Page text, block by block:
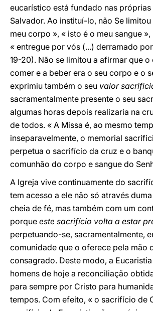
eucarístico está fundado nas
Salvador. Ao instituí-lo, não Se
meu corpo », « isto é o meu sangue
« entregue por vós (...) derramado
19-20). Não se limitou a afirmar que o
comer e a beber era o seu corpo e o
exprimiu também o seu valor
sacramentalmente presente o seu
algumas horas depois realizaria na
de todos. « A Missa é, ao mesmo
inseparavelmente, o memorial
perpetua o sacrifício da cruz e o
comunhão do corpo e sangue do
A Igreja vive continuamente do
tem acesso a ele não só através
cheia de fé, mas também com um
porque este sacrifício volta a estar
perpetuando-se, sacramentalmente,
comunidade que o oferece pela mão
consagrado. Deste modo, a
homens de hoje a reconciliação
para sempre por Cristo para
tempos. Com efeito, « o sacrifício de